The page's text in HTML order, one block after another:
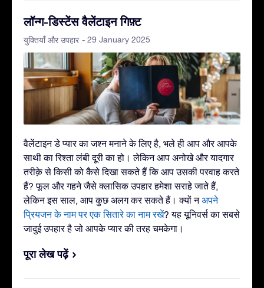
लॉन्ग-डिस्टेंस वैलेंटाइन गिफ़्ट
युक्तियाँ और उपहार - 29 January 2025
वैलेंटाइन डे प्यार का जश्न मनाने के लिए है, भले ही आप और आपके
साथी का रिश्ता लंबी दूरी का हो। लेकिन आप अनोखे और यादगार
तरीक़े से किसी को कैसे दिखा सकते हैं कि आप उसकी परवाह करते
हैं? फूल और गहने जैसे क्लासिक उपहार हमेशा सराहे जाते हैं,
लेकिन इस साल, आप कुछ अलग कर सकते हैं। क्यों नअपने
प्रियजन के नाम पर एक सितारे का नाम रखें? यह यूनिवर्स का सबसे
जादुई उपहार है जो आपके प्यार की तरह चमकेगा।
पूरा लेख पढ़ें